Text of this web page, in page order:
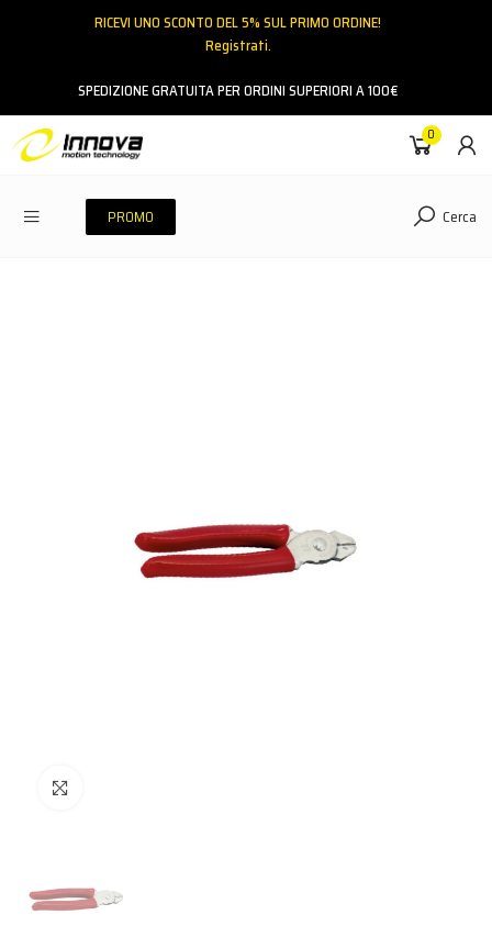
RICEVI UNO SCONTO DEL 5% SUL PRIMO ORDINE!
Registrati.
SPEDIZIONE GRATUITA PER ORDINI SUPERIORI A 100€
0
PROMO Cerca